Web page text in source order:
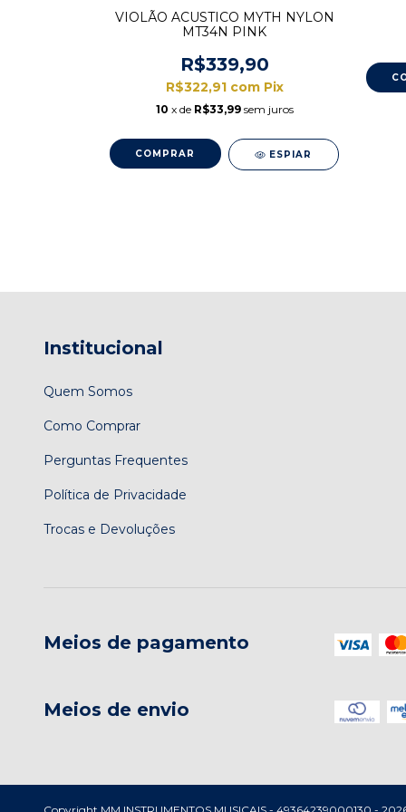
VIOLÃO ACUSTICO MYTH NYLON
MT34N PINK
R$339,90
R$322,91 com Pix
10 x de R$33,99 sem juros
ESPIAR
Institucional
Quem Somos
Como Comprar
Perguntas Frequentes
Política de Privacidade
Trocas e Devoluções
Meios de pagamento
Meios de envio